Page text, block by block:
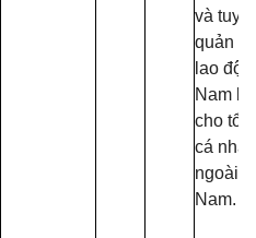
và
quản
lao
Nam
cho tổ
cá
ngoài
Nam.